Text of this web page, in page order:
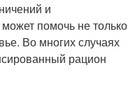
и
помочь не только
Во многих случаях
рацион